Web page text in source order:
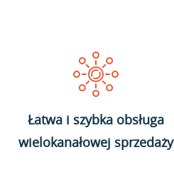
Łatwa i szybka obsługa
wielokanałowej sprzedaży